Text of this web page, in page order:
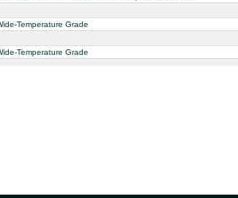
Temperature Grade
Temperature Grade